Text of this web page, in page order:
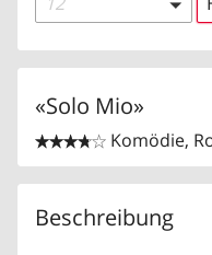
«Solo Mio»

 Komödie,
Beschreibung